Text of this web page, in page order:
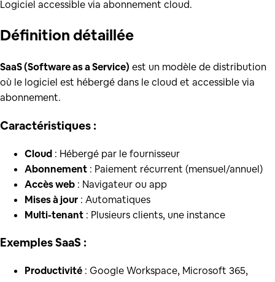
Logiciel accessible via abonnement cloud.
Définition détaillée
SaaS (Software as a Service) est un modèle de distribution
où le logiciel est hébergé dans le cloud et accessible via
abonnement.
Caractéristiques :
Cloud : Hébergé par le fournisseur
Abonnement : Paiement récurrent (mensuel/annuel)
Accès web : Navigateur ou app
Mises à jour : Automatiques
Multi-tenant : Plusieurs clients, une instance
Exemples SaaS :
Productivité : Google Workspace, Microsoft 365,